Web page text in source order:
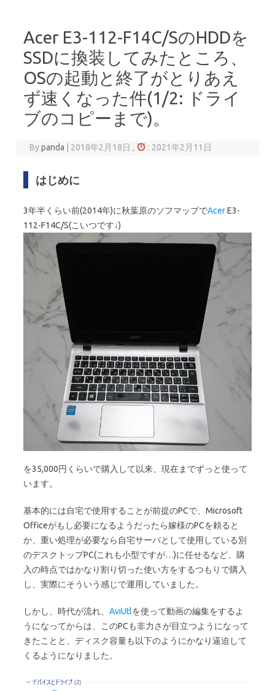
Acer E3-112-F14C/SのHDDを
SSDに換装してみたところ、
OSの起動と終了がとりあえ
ず速くなった件(1/2: ドライ
ブのコピーまで)。
Bypanda 2018年2月18日 , : 2021年2月11日
はじめに
3年半くらい前(2014年)に秋葉原のソフマップでAcerE3-
112-F14C/S(こいつです↓)
を35,000円くらいで購入して以来、現在までずっと使って
います。
基本的には自宅で使用することが前提のPCで、Microsoft
Officeがもし必要になるようだったら嫁様のPCを頼ると
か、重い処理が必要なら自宅サーバとして使用している別
のデスクトップPC(これも小型ですが…)に任せるなど、購
入の時点ではかなり割り切った使い方をするつもりで購入
し、実際にそういう感じで運用していました。
しかし、時代が流れ、 AviUtlを使って動画の編集をするよ
うになってからは、このPCも非力さが目立つようになって
きたことと、ディスク容量も以下のようにかなり逼迫して
くるようになりました。